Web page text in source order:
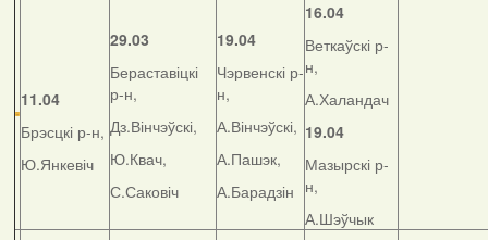
11.04
Брэсцкі р-н,
Ю.Янкевіч
29.03
Бераставіцкі
р-н,
Дз.Вінчэўскі,
Ю.Квач,
С.Саковіч
19.04
Чэрвенскі р-
н,
А.Вінчэўскі,
А.Пашэк,
А.Барадзін
16.04
Веткаўскі р-
н,
А.Халандач
19.04
Мазырскі р-
н,
А.Шэўчык